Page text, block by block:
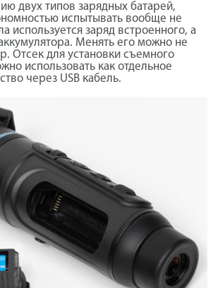
двух типов зарядных батарей,
испытывать вообще не
используется заряд встроенного, а
Менять его можно не
Отсек для установки съемного
использовать как отдельное
через USB кабель.